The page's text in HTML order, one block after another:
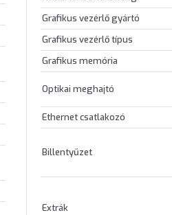
Grafikus vezérlő gyártó
Grafikus vezérlő típus
Grafikus memória
Optikai meghajtó
Ethernet csatlakozó
Billentyűzet
Extrák